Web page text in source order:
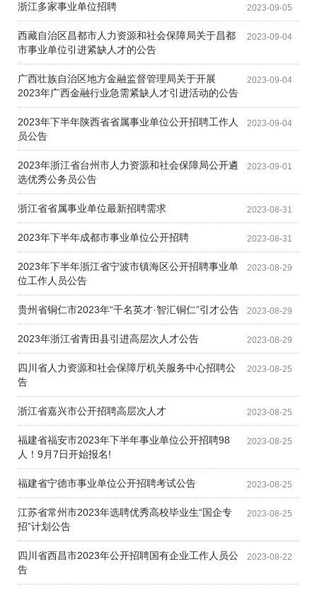
2023-09-05
浙江多家事业单位招聘
2023-09-04
西藏自治区昌都市人力资源和社会保障局关于昌都
市事业单位引进紧缺人才的公告
2023-09-04
广西壮族自治区地方金融监督管理局关于开展
2023年广西金融行业急需紧缺人才引进活动的公告
2023-09-04
2023年下半年陕西省省属事业单位公开招聘工作人
员公告
2023-09-01
2023年浙江省台州市人力资源和社会保障局公开遴
选优秀公务员公告
2023-08-31
浙江省省属事业单位最新招聘需求
2023-08-31
2023年下半年成都市事业单位公开招聘
2023-08-29
2023年下半年浙江省宁波市镇海区公开招聘事业单
位工作人员公告
2023-08-29
贵州省铜仁市2023年“千名英才·智汇铜仁”引才公告
2023-08-29
2023年浙江省青田县引进高层次人才公告
2023-08-25
四川省人力资源和社会保障厅机关服务中心招聘公
告
2023-08-25
浙江省嘉兴市公开招聘高层次人才
2023-08-25
福建省福安市2023年下半年事业单位公开招聘98
人！9月7日开始报名!
2023-08-25
福建省宁德市事业单位公开招聘考试公告
2023-08-25
江苏省常州市2023年选聘优秀高校毕业生“国企专
招”计划公告
2023-08-22
四川省西昌市2023年公开招聘国有企业工作人员公
告